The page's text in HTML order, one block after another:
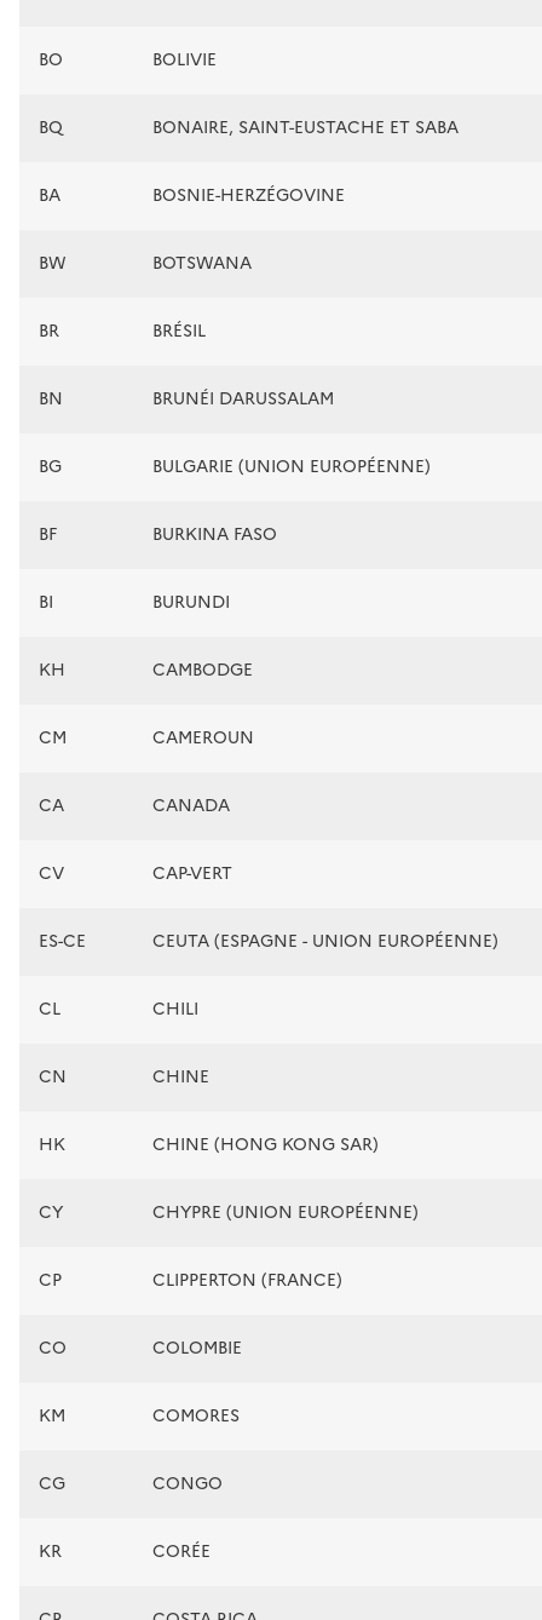
BO BOLIVIE
BQ BONAIRE, SAINT-EUSTACHE ET SABA
BA BOSNIE-HERZÉGOVINE
BW BOTSWANA
BR BRÉSIL
BN BRUNÉI DARUSSALAM
BG BULGARIE (UNION EUROPÉENNE)
BF BURKINA FASO
BI BURUNDI
KH CAMBODGE
CM CAMEROUN
CA CANADA
CV CAP-VERT
ES-CE CEUTA (ESPAGNE - UNION EUROPÉENNE)
CL CHILI
CN CHINE
HK CHINE (HONG KONG SAR)
CY CHYPRE (UNION EUROPÉENNE)
CP CLIPPERTON (FRANCE)
CO COLOMBIE
KM COMORES
CG CONGO
KR CORÉE